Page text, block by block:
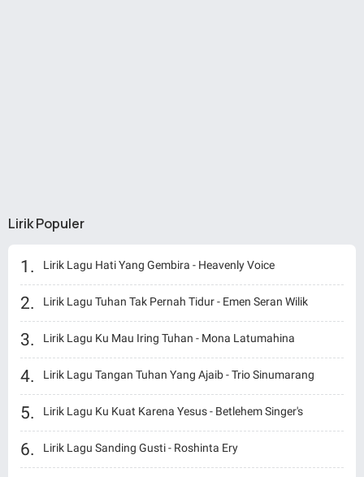
Lirik Populer
Lirik Lagu Hati Yang Gembira - Heavenly Voice
Lirik Lagu Tuhan Tak Pernah Tidur - Emen Seran Wilik
Lirik Lagu Ku Mau Iring Tuhan - Mona Latumahina
Lirik Lagu Tangan Tuhan Yang Ajaib - Trio Sinumarang
Lirik Lagu Ku Kuat Karena Yesus - Betlehem Singer's
Lirik Lagu Sanding Gusti - Roshinta Ery